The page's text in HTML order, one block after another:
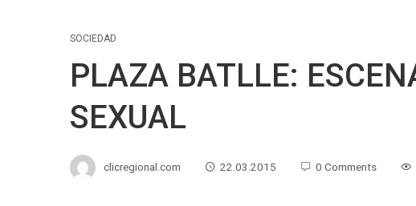
SOCIEDAD
PLAZA BATLLE:
SEXUAL
clicregional.com 22.03.2015 0 Comments